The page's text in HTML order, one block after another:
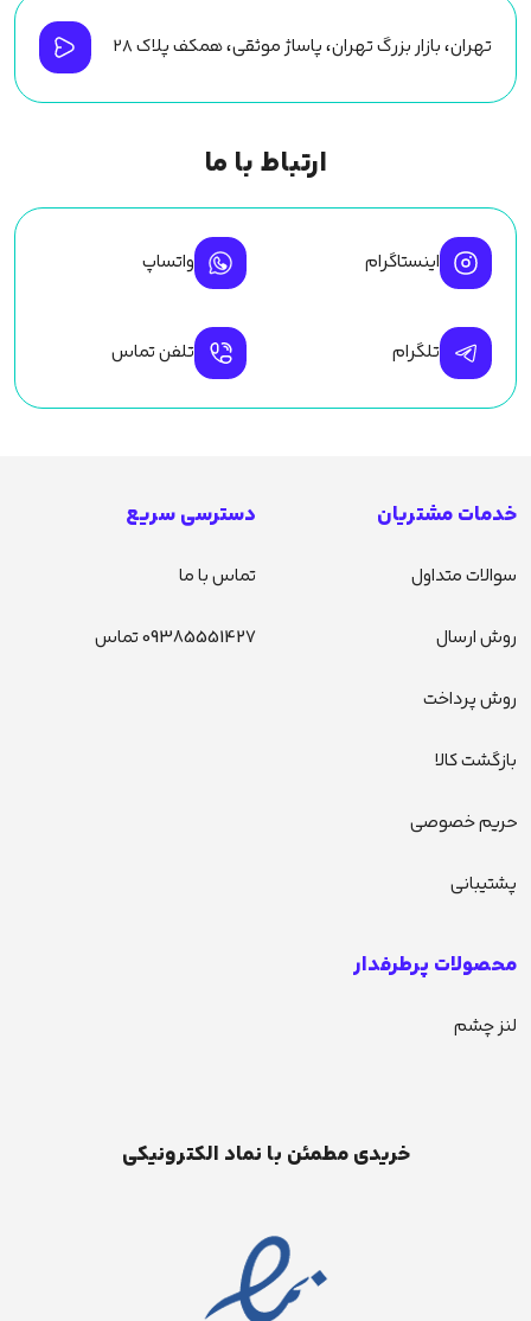
تهران، بازار بزرگ تهران، پاساژ موثقی، همکف پلاک ۲۸
ارتباط با ما
اینستاگرام واتساپ
تلگرام تلفن تماس
خدمات مشتریان
سوالات متداول
روش ارسال
روش پرداخت
بازگشت کالا
حریم خصوصی
پشتیبانی
دسترسی سریع
تماس با ما
09385551427 تماس
محصولات پرطرفدار
لنز چشم
خریدی مطمئن با نماد الکترونیکی